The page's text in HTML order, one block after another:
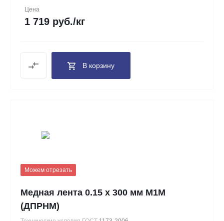
Цена
1 719 руб./кг
В корзину
Можем отрезать
Медная лента 0.15 х 300 мм М1М
(ДПРНМ)